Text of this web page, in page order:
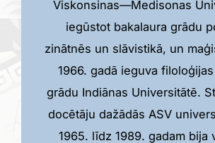
Viskonsinas—Medisonas
iegūstot bakalaura grādu
zinātnēs un slāvistikā, un
1966. gadā ieguva
grādu Indiānas Universitātē.
docētāju dažādās ASV
1965. līdz 1989. gadam bija